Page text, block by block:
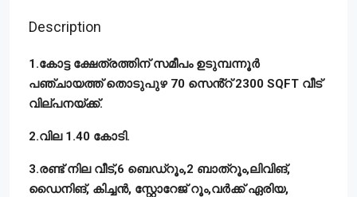
Description
1.കോട്ട ക്ഷേത്രത്തിന് സമീപം ഉടുമ്പന്നൂർ
പഞ്ചായത്ത് തൊടുപുഴ 70 സെൻ്റ് 2300 SQFT വീട്
വില്പനയ്ക്ക്.
2.വില 1.40 കോടി.
3.രണ്ട് നില വീട്,6 ബെഡ്റൂം,2 ബാത്റൂം,ലിവിങ്,
ഡൈനിങ്, കിച്ചൻ, സ്റ്റോറേജ് റൂം,വർക്ക് ഏരിയ,